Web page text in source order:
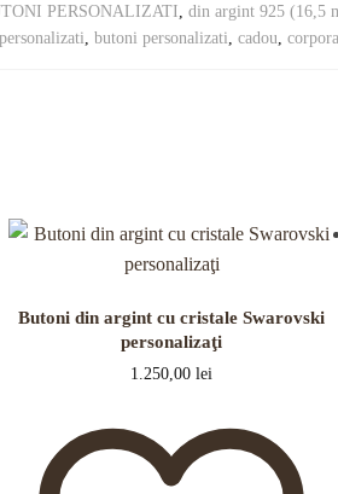
PERSONALIZATI
din argint 925 (16,5
butoni personalizati cadou
Butoni din argint cu cristale Swarovski
personalizaţi
1.250,00lei